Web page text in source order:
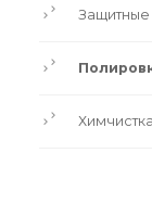
Защитные